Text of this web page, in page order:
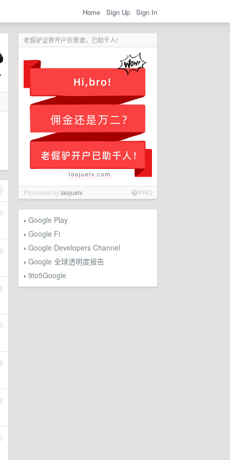
Home Sign Up Sign In
老倔驴证券开户巨靠谱，已助千人!
Promoted bylaojuelv PRO
› Google Play
› Google Fi
› Google Developers Channel
› Google 全球透明度报告
› 9to5Google